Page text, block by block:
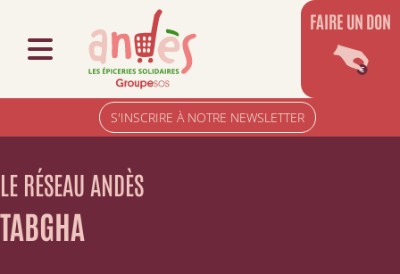
S'INSCRIRE À NOTRE NEWSLETTER
FAIRE UN DON
LE RÉSEAU ANDÈS
TABGHA